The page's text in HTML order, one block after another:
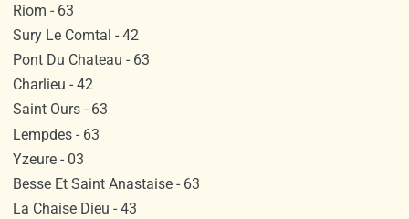
Riom - 63
Sury Le Comtal - 42
Pont Du Chateau - 63
Charlieu - 42
Saint Ours - 63
Lempdes - 63
Yzeure - 03
Besse Et Saint Anastaise - 63
La Chaise Dieu - 43